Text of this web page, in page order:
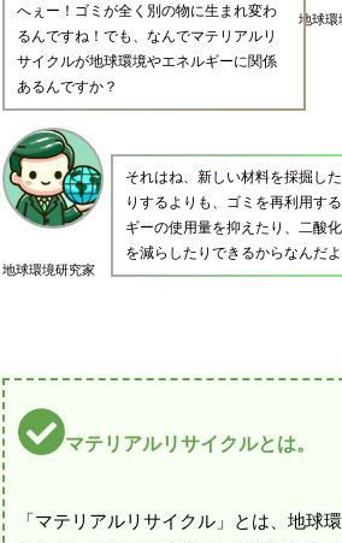
地球環
へぇー！ゴミが全く別の物に生まれ変わ
るんですね！でも、なんでマテリアルリ
サイクルが地球環境やエネルギーに関係
あるんですか？
地球環境研究家
それはね、新しい材料を採掘し
りするよりも、ゴミを再利用す
ギーの使用量を抑えたり、二酸
を減らしたりできるからなんだよ
マテリアルリサイクルとは。
「マテリアルリサイクル」とは、地球